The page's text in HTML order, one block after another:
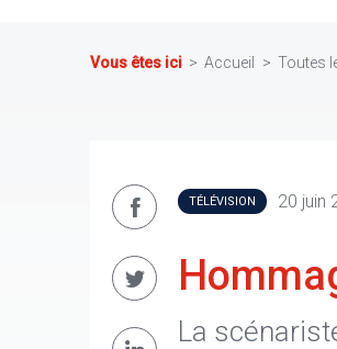
Vous êtes ici Accueil Toutes
TÉLÉVISION 20 juin
La